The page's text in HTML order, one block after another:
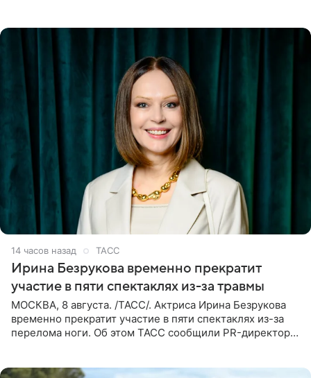
14 часов назад ТАСС
Ирина Безрукова временно прекратит
участие в пяти спектаклях из-за травмы
МОСКВА, 8 августа. /ТАСС/. Актриса Ирина Безрукова
временно прекратит участие в пяти спектаклях из-за
перелома ноги. Об этом ТАСС сообщили PR-директор